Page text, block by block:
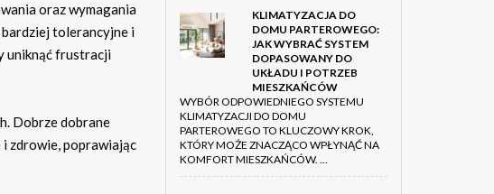
oraz wymagania
tolerancyjne i
uniknąć frustracji
Dobrze dobrane
i zdrowie, poprawiając
KLIMATYZACJA DO
DOMU PARTEROWEGO:
JAK WYBRAĆ SYSTEM
DOPASOWANY DO
UKŁADU I POTRZEB
MIESZKAŃCÓW
WYBÓR ODPOWIEDNIEGO SYSTEMU
KLIMATYZACJI DO DOMU
PARTEROWEGO TO KLUCZOWY KROK,
KTÓRY MOŻE ZNACZĄCO WPŁYNĄĆ NA
KOMFORT MIESZKAŃCÓW. …